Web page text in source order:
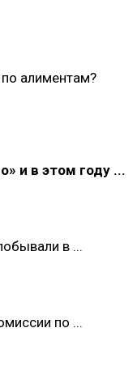
алиментам?
и в этом году ...
в ...
по ...